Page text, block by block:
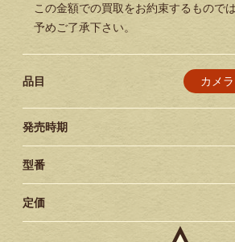
この金額での買取をお約束するもので
予めご了承下さい。
品目 カメ
発売時期
型番
定価